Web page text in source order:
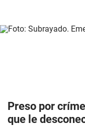
Preso por
que le